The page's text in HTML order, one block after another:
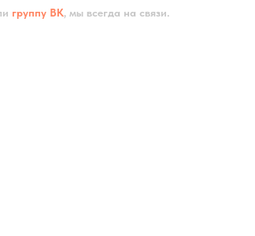
группу ВК, мы всегда на связи.